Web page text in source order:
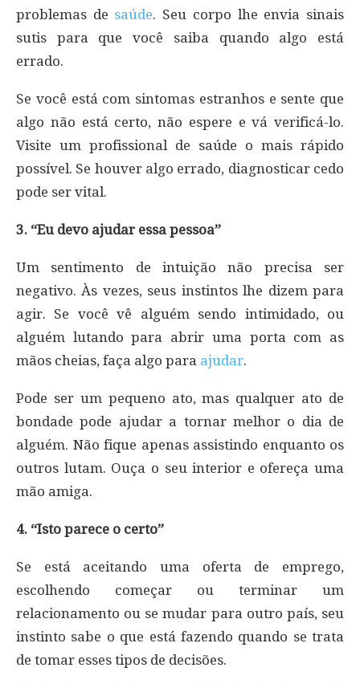
problemas de saúde. Seu corpo lhe envia sinais
sutis para que você saiba quando algo está
errado.
Se você está com sintomas estranhos e sente que
algo não está certo, não espere e vá verificá-lo.
Visite um profissional de saúde o mais rápido
possível. Se houver algo errado, diagnosticar cedo
pode ser vital.
3. “Eu devo ajudar essa pessoa”
Um sentimento de intuição não precisa ser
negativo. Às vezes, seus instintos lhe dizem para
agir. Se você vê alguém sendo intimidado, ou
alguém lutando para abrir uma porta com as
mãos cheias, faça algo para ajudar.
Pode ser um pequeno ato, mas qualquer ato de
bondade pode ajudar a tornar melhor o dia de
alguém. Não fique apenas assistindo enquanto os
outros lutam. Ouça o seu interior e ofereça uma
mão amiga.
4. “Isto parece o certo”
Se está aceitando uma oferta de emprego,
escolhendo começar ou terminar um
relacionamento ou se mudar para outro país, seu
instinto sabe o que está fazendo quando se trata
de tomar esses tipos de decisões.